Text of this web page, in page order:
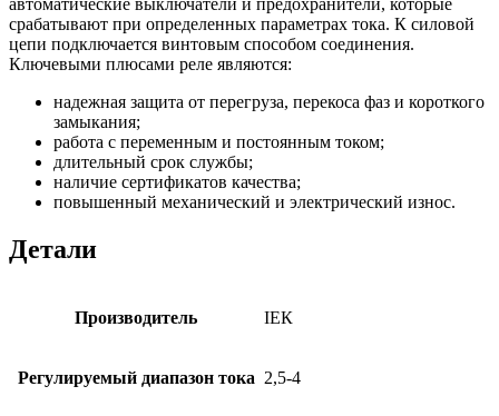
срабатывают при определенных параметрах тока. К силовой
цепи подключается винтовым способом соединения.
Ключевыми плюсами реле являются:
надежная защита от перегруза, перекоса фаз и короткого
замыкания;
работа с переменным и постоянным током;
длительный срок службы;
наличие сертификатов качества;
повышенный механический и электрический износ.
Детали
Производитель ІЕК
Регулируемый диапазон тока 2,5-4